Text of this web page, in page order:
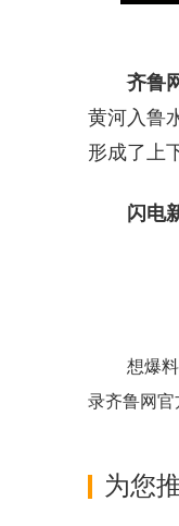
齐鲁
黄河入鲁
形成了上
闪电
想爆
录齐鲁网官
为您